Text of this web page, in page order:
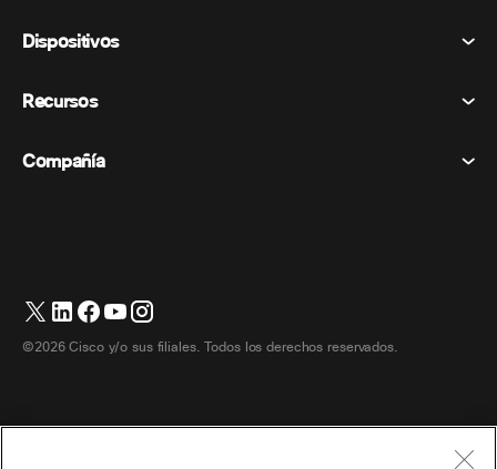
Mensajería
Eventos
Pizarra blanca
Términos y condiciones
Marcas comerciales
English (Inglés)
Dispositivos
Dispositivos de la habitación
Auriculares
Accesorios de habitación
Recursos
Precios
Compañía
Contactar con el servicio de asistencia
Contactar con Ventas
©2026 Cisco y/o sus filiales. Todos los derechos reservados.